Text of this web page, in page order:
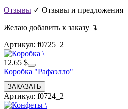
Отзывы ✓ Отзывы и предложения
Желаю добавить к заказу ↴
Артикул: f0725_2
12.65 $
Коробка "Рафаэлло"
Артикул: f0724_2